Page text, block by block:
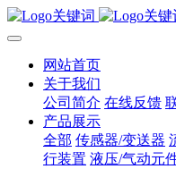
网站首页
关于我们
公司简介 在线反馈
产品展示
全部 传感器/变送器
行装置 液压/气动元